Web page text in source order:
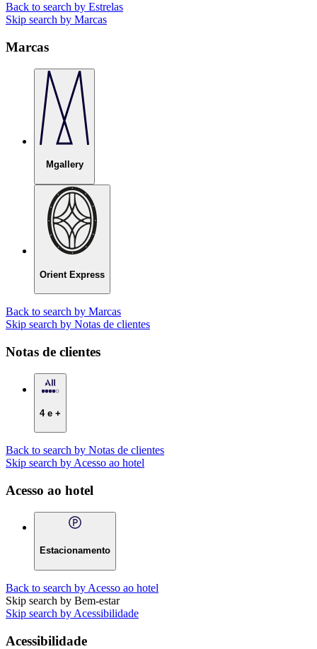
Back to search by Estrelas
Skip search by Marcas
Marcas
Mgallery
Orient Express
Back to search by Marcas
Skip search by Notas de clientes
Notas de clientes
4 e +
Back to search by Notas de clientes
Skip search by Acesso ao hotel
Acesso ao hotel
Estacionamento
Back to search by Acesso ao hotel
Skip search by Bem-estar
Skip search by Acessibilidade
Acessibilidade